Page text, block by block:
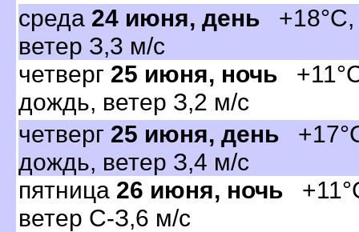
среда 24 июня, день +18°C,
етер З,3 м/с
четвер 25 июня, ночь
дождь, ветер З,2 м/с
четвер 25 июня, день
дождь, ветер З,4 м/с
пятница 26 июня, ночь
етер С-З,6 м/с